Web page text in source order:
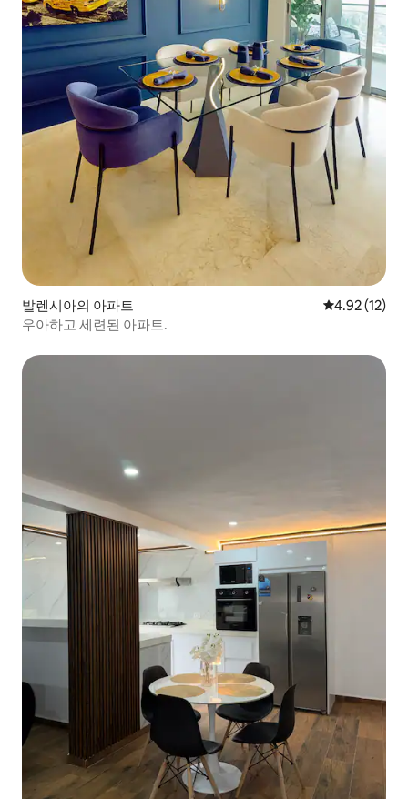
발렌시아의 아파트 평점 4.92점
4.92 (12)
우아하고 세련된 아파트.